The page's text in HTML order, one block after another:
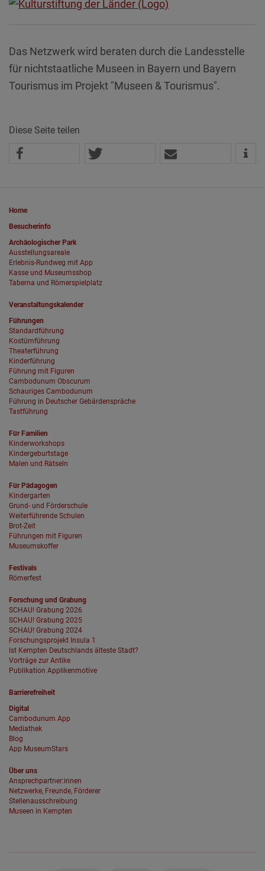
Das Netzwerk wird beraten durch die Landesstelle
für nichtstaatliche Museen in Bayern und Bayern
Tourismus im Projekt "Museen & Tourismus".
Diese Seite teilen
Home
Besucherinfo
Archäologischer Park
Ausstellungsareale
Erlebnis-Rundweg mit App
Kasse und Museumsshop
Taberna und Römerspielplatz
Veranstaltungskalender
Führungen
Standardführung
Kostümführung
Theaterführung
Kinderführung
Führung mit Figuren
Cambodunum Obscurum
Schauriges Cambodunum
Führung in Deutscher Gebärdenspräche
Tastführung
Für Familien
Kinderworkshops
Kindergeburtstage
Malen und Rätseln
Für Pädagogen
Kindergarten
Grund- und Förderschule
Weiterführende Schulen
Brot-Zeit
Führungen mit Figuren
Museumskoffer
Festivals
Römerfest
Forschung und Grabung
SCHAU! Grabung 2026
SCHAU! Grabung 2025
SCHAU! Grabung 2024
Forschungsprojekt Insula 1
Ist Kempten Deutschlands älteste Stadt?
Vorträge zur Antike
Publikation Applikenmotive
Barrierefreiheit
Digital
Cambodunum App
Mediathek
Blog
App MuseumStars
Über uns
Ansprechpartner:innen
Netzwerke, Freunde, Förderer
Stellenausschreibung
Museen in Kempten